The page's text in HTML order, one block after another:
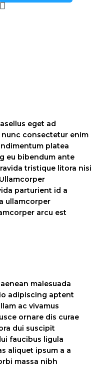
eget ad
consectetur enim
platea
eu bibendum ante
tristique litora nisi
parturient id a
ullamcorper
arcu est
malesuada
adipiscing aptent
ac vivamus
ornare dis curae
dui suscipit
faucibus ligula
aliquet ipsum a a
massa nibh